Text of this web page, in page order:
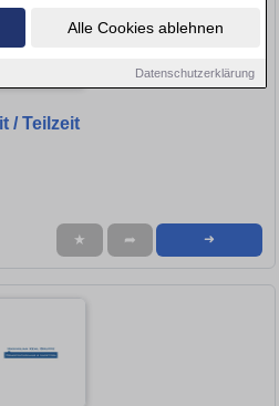
Alle Cookies ablehnen
Datenschutzerklärung
/ Teilzeit
★ ➦ ➜